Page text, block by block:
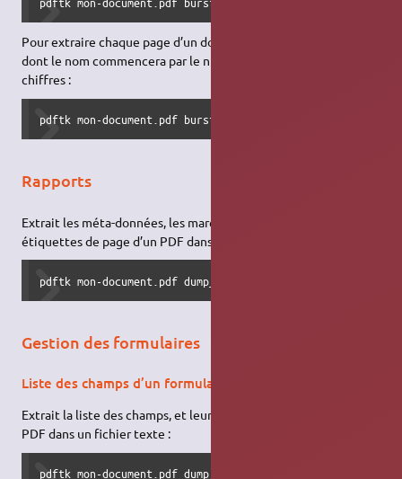
Pour extraire chaque page d’un document dans des fichiers
dont le nom commencera par le numéro de la page codé sur 5
chiffres :
pdftk mon-document.pdf burst output
Rapports
Extrait les méta-données, les marque-pages (signets) et les
étiquettes de page d’un PDF dans un fichier texte :
pdftk mon-document.pdf dump_data output rapport.txt
Gestion des formulaires
Liste des champs d’un formulaire
Extrait la liste des champs, et leurs propriétés, d’un formulaire
PDF dans un fichier texte :
pdftk mon-document.pdf dump_data_fields output